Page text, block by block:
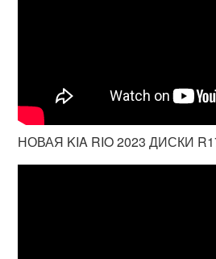
НОВАЯ KIA RIO 2023 ДИСКИ